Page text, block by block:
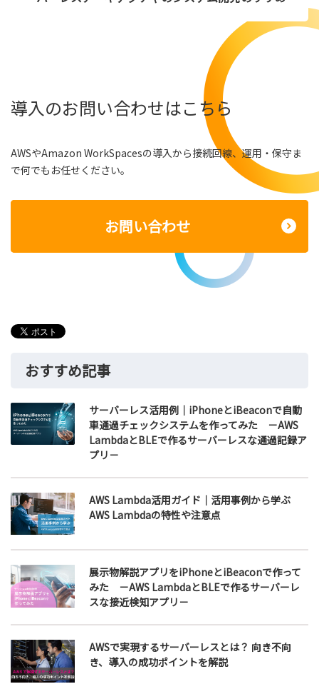
導入のお問い合わせはこちら
AWSやAmazon WorkSpacesの導入から接続回線、運用・保守ま
で何でもお任せください。
お問い合わせ
おすすめ記事
サーバーレス活用例｜iPhoneとiBeaconで自動
車通過チェックシステムを作ってみた －AWS
LambdaとBLEで作るサーバーレスな通過記録ア
プリ－
AWS Lambda活用ガイド｜活用事例から学ぶ
AWS Lambdaの特性や注意点
展示物解説アプリをiPhoneとiBeaconで作って
みた －AWS LambdaとBLEで作るサーバーレ
スな接近検知アプリ－
AWSで実現するサーバーレスとは？ 向き不向
き、導入の成功ポイントを解説